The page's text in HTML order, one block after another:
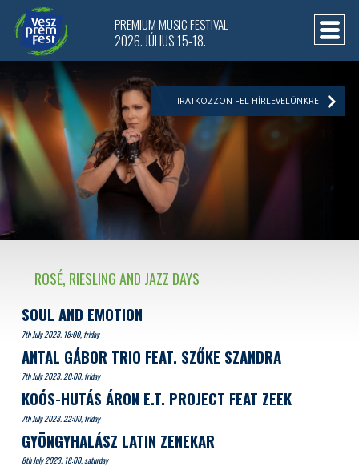
ROSÉ, RIESLING AND JAZZ DAYS
SOUL AND EMOTION
7th July 2023. 18:00, friday
ANTAL GÁBOR TRIO FEAT. SZŐKE SZANDRA
7th July 2023. 20:00, friday
KOÓS-HUTÁS ÁRON E.T. PROJECT FEAT ZEEK
7th July 2023. 22:00, friday
GYÖNGYHALÁSZ LATIN ZENEKAR
8th July 2023. 18:00, saturday
PREMIUM MUSIC FESTIVAL
2026. JÚLIUS 15-18.
IRATKOZZON FEL HÍRLEVELÜNKRE